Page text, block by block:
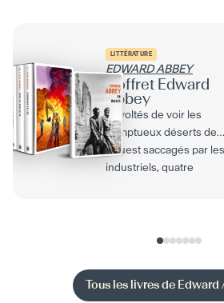
LITTÉRATURE
EDWARD ABBEY
Coffret Edward
Abbey
Révoltés de voir les
somptueux déserts de
l’Ouest saccagés par les
industriels, quatre
Tous les livres de Edward